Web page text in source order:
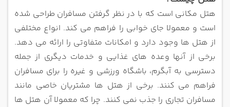
هتل مکانی است که با در نظر گرفتن مسافران طراحی شده
است و معمولا جای خوابی را فراهم می کند. انواع مختلفی
از هتل ها وجود دارد و امکانات متفاوتی را ارائه می دهد.
برخی از آنها وعده های غذایی و خدمات دیگری از جمله
دسترسی به آبگرم، باشگاه ورزشی و غیره را برای مسافران
فراهم می کنند. برخی از هتل ‌ها مشتریان خاصی مانند
مسافران تجاری را جذب نمی ‌کنند. چرا که معمولا آن هتل ها